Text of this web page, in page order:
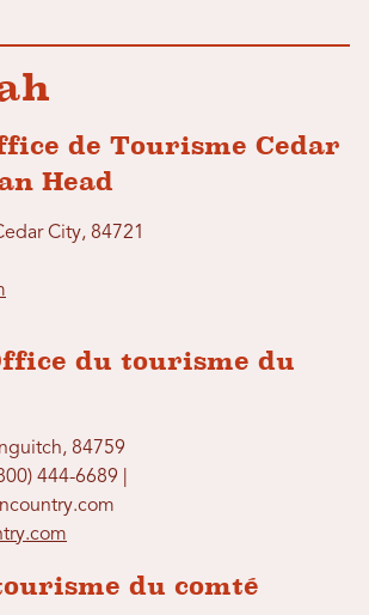
de Tourisme Cedar
Head
City, 84721
du tourisme du
84759
444-6689 |
du comté